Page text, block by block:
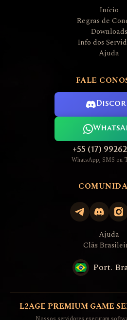
Início
Regras de
Downloads
Info dos
Ajuda
FALE
+55 (17)
WhatsApp, SMS ou
Ajuda
Clãs
Port.
L2AGE PREMIUM GAME